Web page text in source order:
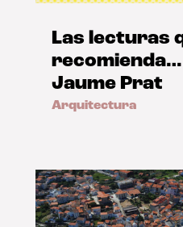
Las lecturas
Jaume Prat
Arquitectura